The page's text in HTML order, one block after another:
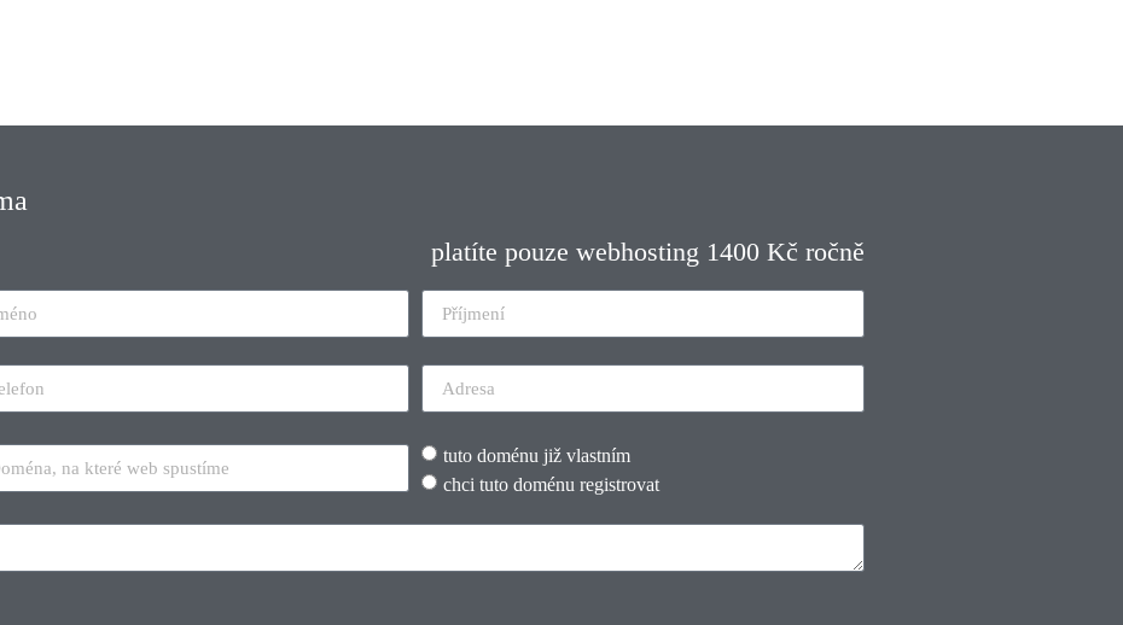
platíte pouze webhosting 1400 Kč ročně
tuto doménu již vlastním
chci tuto doménu registrovat